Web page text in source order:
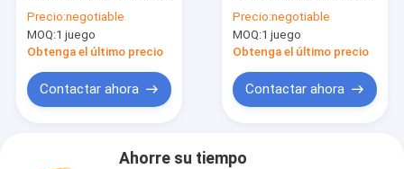
máquina de cuerda
OEM
Precio:negotiable
MOQ:1 juego
Obtenga el último precio
Contactar ahora
5kW
Precio:negotiable
MOQ:1 juego
Obtenga el último precio
Contactar ahora
Ahorre su tiempo